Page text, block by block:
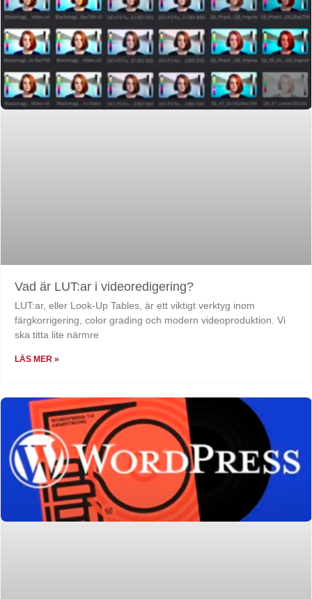
Vad är LUT:ar i videoredigering?
LUT:ar, eller Look-Up Tables, är ett viktigt verktyg inom
färgkorrigering, color grading och modern videoproduktion. Vi
ska titta lite närmre
LÄS MER »